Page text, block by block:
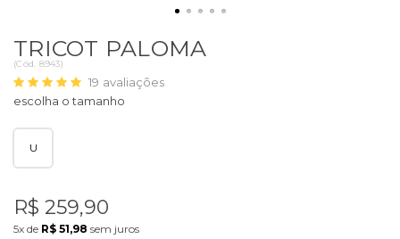
TRICOT PALOMA
(Cód. 8943)
19 avaliações
U
R$ 259,90
5x de R$ 51,98 sem juros